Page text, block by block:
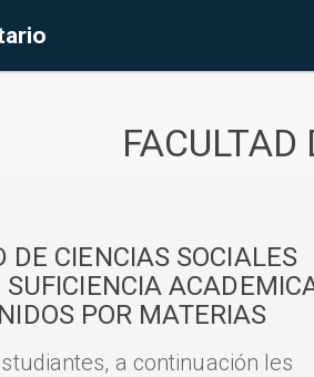
DE CIENCIAS SOCIALES
SUFICIENCIA
POR MATERIAS
a continuación les